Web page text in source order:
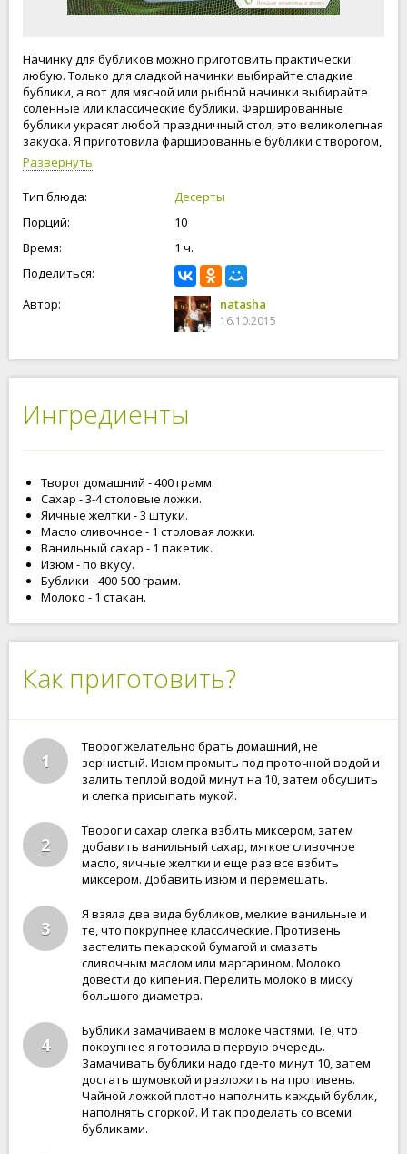
Начинку для бубликов можно приготовить практически
любую. Только для сладкой начинки выбирайте сладкие
бублики, а вот для мясной или рыбной начинки выбирайте
соленные или классические бублики. Фаршированные
бублики украсят любой праздничный стол, это великолепная
закуска. Я приготовила фаршированные бублики с творогом,
любимый десерт моего старшего сына.
Развернуть
Тип блюда:
Десерты
Порций:
10
Время:
1 ч.
Поделиться:
Автор:
natasha
16.10.2015
Ингредиенты
Творог домашний - 400 грамм.
Сахар - 3-4 столовые ложки.
Яичные желтки - 3 штуки.
Масло сливочное - 1 столовая ложки.
Ванильный сахар - 1 пакетик.
Изюм - по вкусу.
Бублики - 400-500 грамм.
Молоко - 1 стакан.
Как приготовить?
1
Творог желательно брать домашний, не
зернистый. Изюм промыть под проточной водой и
залить теплой водой минут на 10, затем обсушить
и слегка присыпать мукой.
2
Творог и сахар слегка взбить миксером, затем
добавить ванильный сахар, мягкое сливочное
масло, яичные желтки и еще раз все взбить
миксером. Добавить изюм и перемешать.
3
Я взяла два вида бубликов, мелкие ванильные и
те, что покрупнее классические. Противень
застелить пекарской бумагой и смазать
сливочным маслом или маргарином. Молоко
довести до кипения. Перелить молоко в миску
большого диаметра.
4
Бублики замачиваем в молоке частями. Те, что
покрупнее я готовила в первую очередь.
Замачивать бублики надо где-то минут 10, затем
достать шумовкой и разложить на противень.
Чайной ложкой плотно наполнить каждый бублик,
наполнять с горкой. И так проделать со всеми
бубликами.